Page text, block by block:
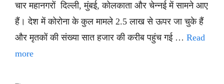
चार महानगरों दिल्ली, मुंबई, कोलकाता और चेन्नई में सामने आए
हैं। देश में कोरोना के कुल मामले 2.5 लाख से ऊपर जा चुके हैं
और मृतकों की संख्या सात हजार की करीब पहुंच गई … Read
more